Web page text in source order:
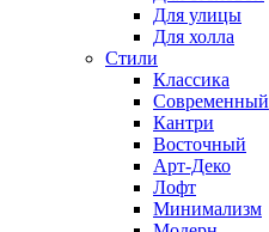
Для улицы
Для холла
Стили
Классика
Современный
Кантри
Восточный
Арт-Деко
Лофт
Минимализм